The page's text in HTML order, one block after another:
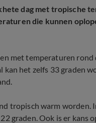
dag met tropische
die kunnen
met temperaturen
het zelfs 33 graden
tropisch warm worden.
graden. Ook is er kans